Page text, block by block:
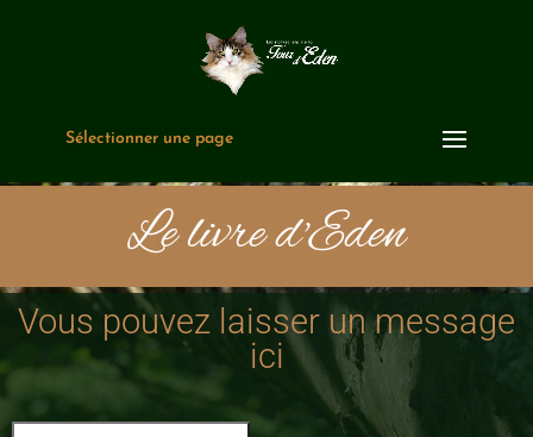
Sélectionner une page
Le livre d'Eden
Vous pouvez laisser un message
ici